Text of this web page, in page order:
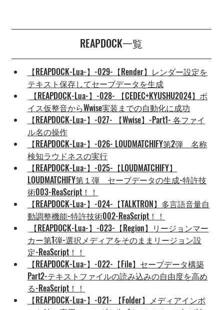
REAPDOCK一覧
【REAPDOCK-Lua-】-029-【Render】レンダー設定を
テキスト保存してセーブデータを生成
【REAPDOCK-Lua-】-028- 【CEDEC+KYUSHU2024】ボ
イス仮整音からWwise実装までの自動化に成功
【REAPDOCK-Lua-】-027- 【Wwise】-Part1- 各ファイ
ル名の操作
【REAPDOCK-Lua-】-026- LOUDMATCHIFY第2弾　名称
検知ラウドネスの実行
【REAPDOCK-Lua-】-025-【LOUDMATCHIFY】
LOUDMATCHIFY第１弾　セーブデータの生成-特許技
術003-ReaScript！！
【REAPDOCK-Lua-】-024-【TALKTRON】多言語音量自
動調整機能-特許技術002-ReaScript！！
【REAPDOCK-Lua-】-023-【Region】リージョンマー
カー第1弾-選択メディアをそのままリージョン設
定-ReaScript！！
【REAPDOCK-Lua-】-022-【File】セーブデータ構築
Part2-テキストファイルの読み込みの自由度を高め
る-ReaScript！！
【REAPDOCK-Lua-】-021- 【Folder】メディアインポ